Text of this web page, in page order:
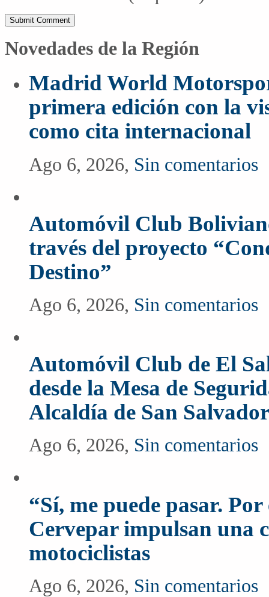
Novedades de la Región
Madrid World
primera edición con la
como cita internacional
Ago 6, 2026, Sin comentarios
Automóvil Club
través del proyecto
Destino”
Ago 6, 2026, Sin comentarios
Automóvil Club de El
desde la Mesa de
Alcaldía de San Salvador
Ago 6, 2026, Sin comentarios
“Sí, me puede pasar.
Cervepar impulsan una
motociclistas
Ago 6, 2026, Sin comentarios